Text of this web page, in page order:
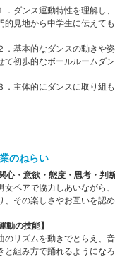
．ダンス運動特性を理解し
的見地から中学生に伝えて
．基本的なダンスの動きや
て初歩的なボールルームダ
．主体的にダンスに取り組
のねらい
関心・意欲・態度・思考・判断
女ペアで協力しあいながら
、その楽しさやお互いを認
動の技能】
のリズムを動きでとらえ、
と組み方で踊れるようになろ